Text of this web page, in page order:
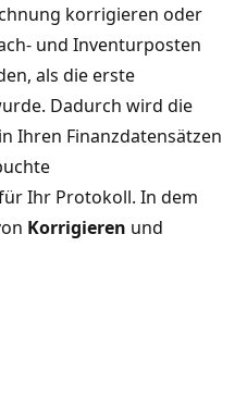
korrigieren oder
und Inventurposten
als die erste
Dadurch wird die
Ihren Finanzdatensätzen
Ihr Protokoll. In dem
Korrigieren und